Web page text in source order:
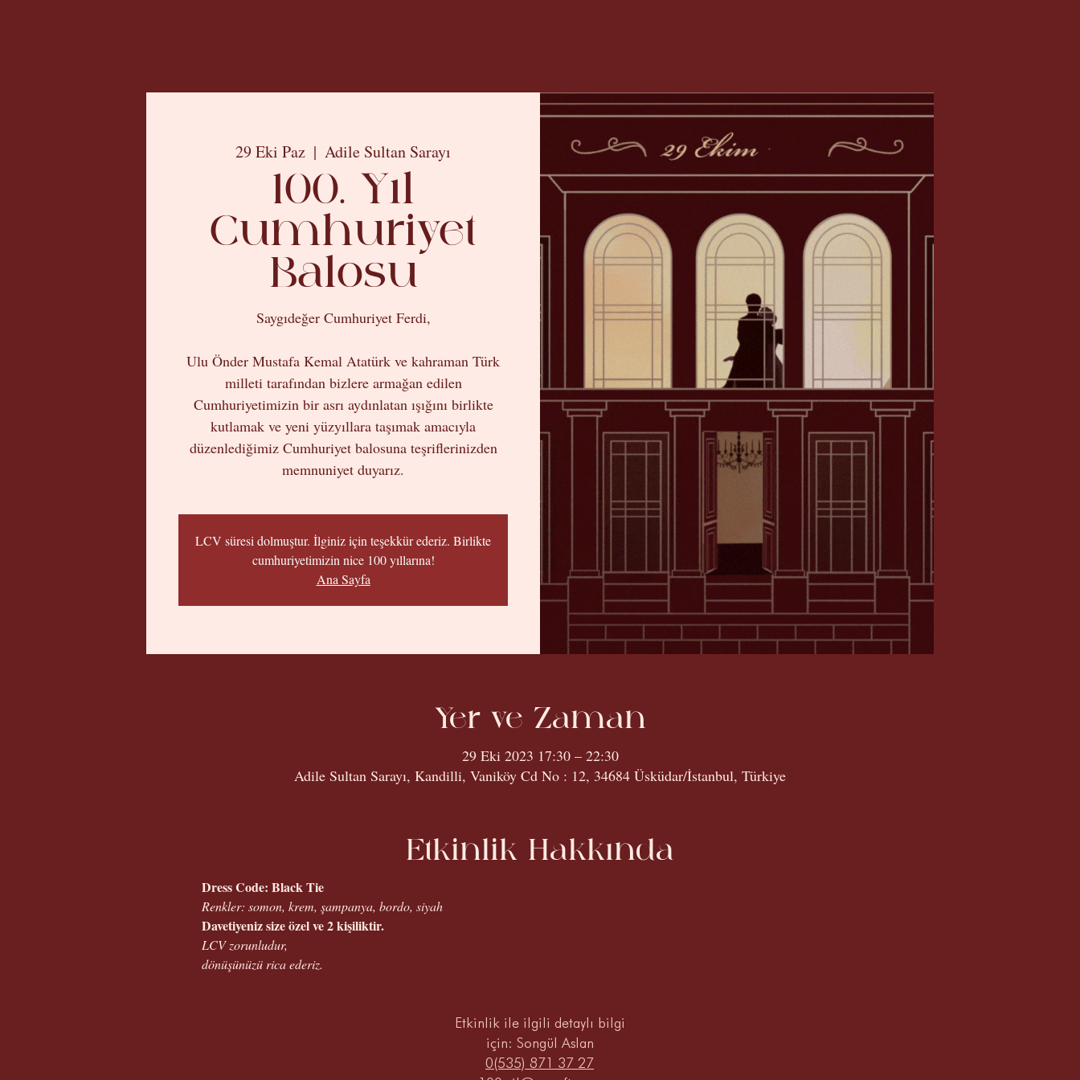
29 Eki Paz
  |
Adile Sultan Sarayı
100. Yıl
Cumhuriyet
Balosu
Saygıdeğer Cumhuriyet Ferdi,
Ulu Önder Mustafa Kemal Atatürk ve kahraman Türk
milleti tarafından bizlere armağan edilen
Cumhuriyetimizin bir asrı aydınlatan ışığını birlikte
kutlamak ve yeni yüzyıllara taşımak amacıyla
düzenlediğimiz Cumhuriyet balosuna teşriflerinizden
memnuniyet duyarız.
LCV süresi dolmuştur. İlginiz için teşekkür ederiz. Birlikte
cumhuriyetimizin nice 100 yıllarına!
Ana Sayfa
Yer ve Zaman
29 Eki 2023 17:30 – 22:30
Adile Sultan Sarayı, Kandilli, Vaniköy Cd No : 12, 34684 Üsküdar/İstanbul, Türkiye
Etkinlik Hakkında
Dress Code: Black Tie
Renkler: somon, krem, şampanya, bordo, siyah
Davetiyeniz size özel ve 2 kişiliktir.
LCV zorunludur,
dönüşünüzü rica ederiz.
Etkinlik ile ilgili detaylı bilgi
için: Songül Aslan
0(535) 871 37 27